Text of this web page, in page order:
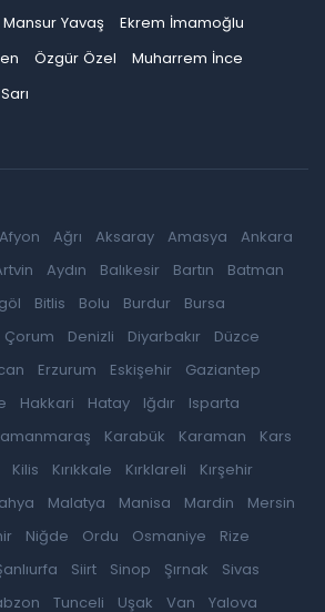
Mansur Yavaş
Ekrem İmamoğlu
Özgür Özel
Muharrem İnce
Afyon Ağrı Aksaray Amasya
Ankara
Aydın Balıkesir Bartın
Batman
Bitlis Bolu Burdur
Bursa
Çorum Denizli Diyarbakır
Düzce
Erzurum Eskişehir
Gaziantep
Hakkari Hatay Iğdır
Isparta
Karabük Karaman
Kars
Kilis Kırıkkale Kırklareli
Kırşehir
Malatya Manisa Mardin
Mersin
Niğde Ordu Osmaniye
Rize
Siirt Sinop Şırnak
Sivas
Tunceli Uşak Van
Yalova